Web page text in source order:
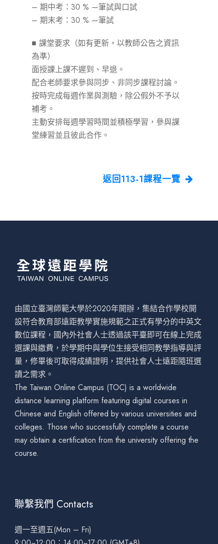
– 期中考：30 % —筆試與口試
– 期末考：30 % —筆試
■ 課堂要求（如有更新，以教師公告之資訊
為準）
面授課上課不遲到、早退。
配合老師要求參與同步、非同步課程討論。
按時完成每週作業與測驗，除公假外不予以
補考。
主動安排每週學習時間並積極學習，參與課
堂練習並且彼此合作。
返回113-1課程一覽
由國立臺灣師範大學於2020年開辦，集結合作學校開
設符合教育部遠距教學實施規範之正式有學分的中英文
數位課程，國內外社會人士透過該平臺即可在線上完成
選課與繳費，於學期中與學位生接受相同教學指導與評
量，修畢後可取得成績證明，提供社會人士遠距隨班選
讀之需求。
The Taiwan Online Campus (TOC) is a worldwide
distance learning platform featuring digital courses in
Chinese and English offered by various universities and
colleges. Those who successfully complete a course
may obtain a certification from the university offering the
course.
聯繫我們 Contacts
週一至週五(Mon – Fri)